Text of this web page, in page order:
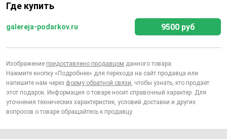
Где купить
galereja-podarkov.ru 9500 руб
Изображение предоставлено продавцом данного товара.
Нажмите кнопку «Подробнее» для перехода на сайт продавца или
напишите нам через форму обратной связи, чтобы узнать, кто продает
этот подарок. Информация о товаре носит справочный характер. Для
уточнения технических характеристик, условий доставки и других
вопросов о товаре обращайтесь к продавцу.